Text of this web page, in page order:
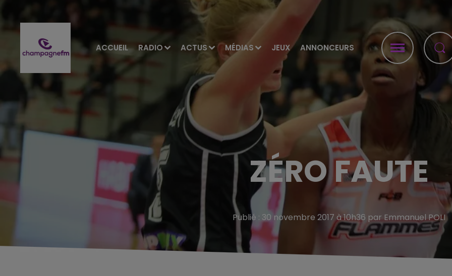
ACCUEIL RADIO ACTUS MÉDIAS JEUX ANNONCEURS
ZÉRO FAUTE
Publié : 30 novembre 2017 à 10h36 par Emmanuel POLI